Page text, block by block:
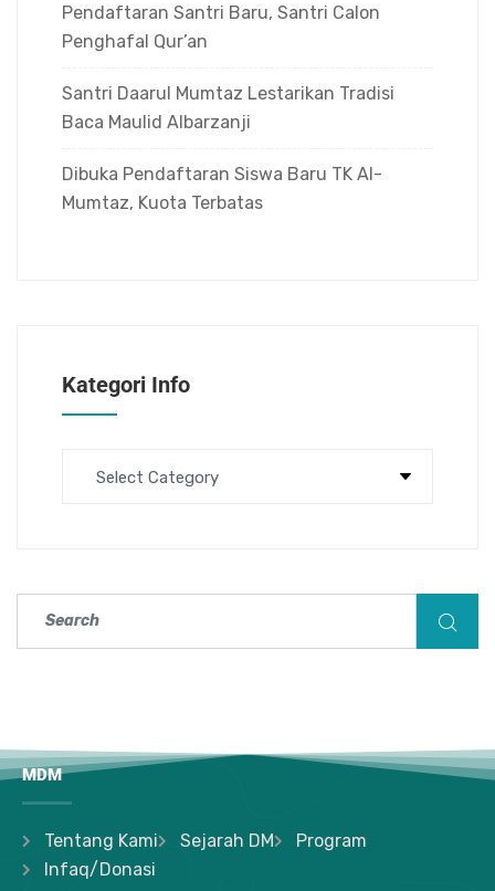
Pendaftaran Santri Baru, Santri Calon
Penghafal Qur’an
Santri Daarul Mumtaz Lestarikan Tradisi
Baca Maulid Albarzanji
Dibuka Pendaftaran Siswa Baru TK Al-
Mumtaz, Kuota Terbatas
Kategori Info
MDM
Tentang Kami Sejarah DM
Program
Infaq/Donasi